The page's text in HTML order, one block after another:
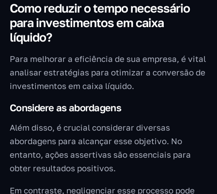
Como reduzir o tempo necessário
para investimentos em caixa
líquido?
Para melhorar a eficiência de sua empresa, é vital
analisar estratégias para otimizar a conversão de
investimentos em caixa líquido.
Considere as abordagens
Além disso, é crucial considerar diversas
abordagens para alcançar esse objetivo. No
entanto, ações assertivas são essenciais para
obter resultados positivos.
Em contraste, negligenciar esse processo pode